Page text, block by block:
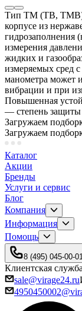
Тип ТМ (ТВ, ТМВ),
корпусе из
гидрозаполнения
измерения
жидких и
измеряемых сред
манометра может
вибрации и при
Повышенная
— степень защиты
Загружаем
Загружаем
Каталог
Акции
Бренды
Услуги и сервис
Блог
Компания
Информация
Помощь
8 (495) 045-00-
Клиентская служба
sale@virage24.ru